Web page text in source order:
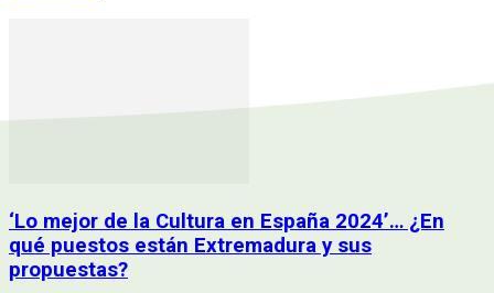
‘Lo mejor de la Cultura en España 2024’… ¿En
qué puestos están Extremadura y sus
propuestas?